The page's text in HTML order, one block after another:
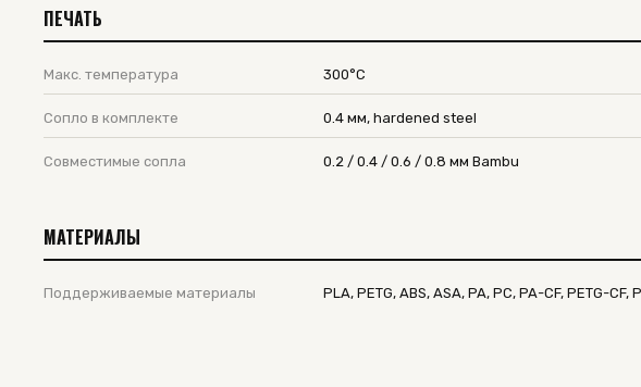
ПЕЧАТЬ
Макс. температура 300°C
Сопло в комплекте 0.4 мм, hardened steel
Совместимые сопла 0.2 / 0.4 / 0.6 / 0.8 мм Bambu
МАТЕРИАЛЫ
Поддерживаемые материалы PLA, PETG, ABS, ASA, PA, PC, PA-CF, PETG-CF,